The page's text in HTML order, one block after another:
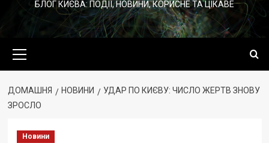
БЛОГ КИЄВА: ПОДІЇ, НОВИНИ, КОРИСНЕ ТА ЦІКАВЕ
меню
ДОМАШНЯ НОВИНИ
УДАР ПО КИЄВУ: ЧИСЛО ЖЕРТВ ЗНОВУ
ЗРОСЛО
Новини